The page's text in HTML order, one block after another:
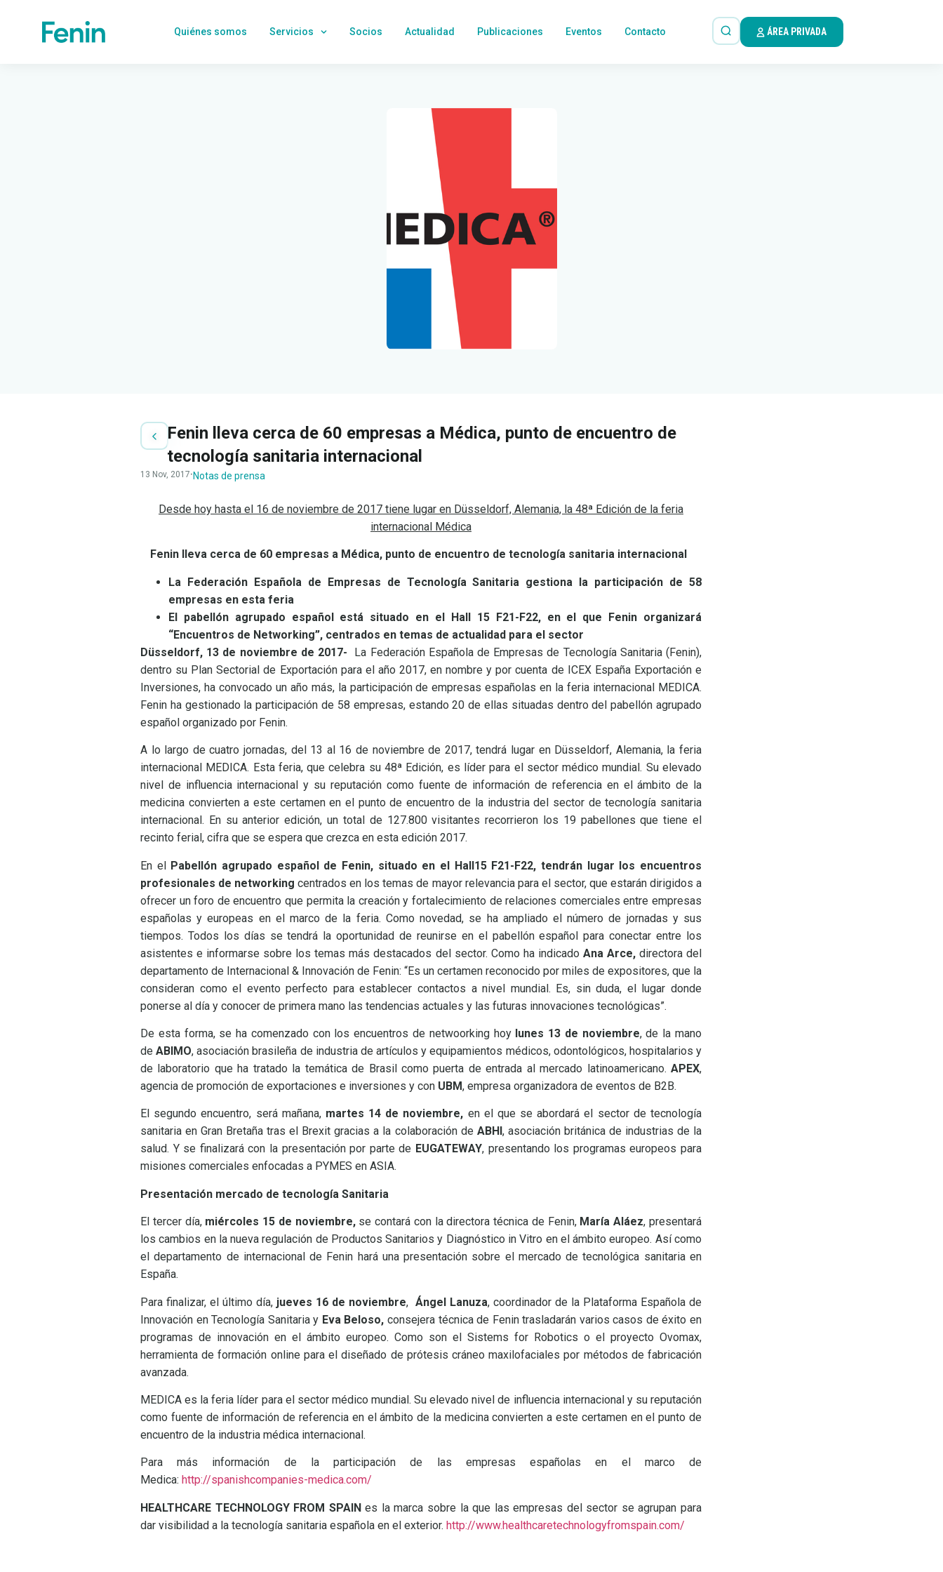
Quiénes somos Servicios Socios Actualidad Publicaciones Eventos Contacto ÁREA PRIVADA
Fenin lleva cerca de 60 empresas a Médica, punto de encuentro de
tecnología sanitaria internacional
13 Nov, 2017· Notas de prensa
Desde hoy hasta el 16 de noviembre de 2017 tiene lugar en Düsseldorf, Alemania, la 48ª Edición de la feria
internacional Médica
Fenin lleva cerca de 60 empresas a Médica, punto de encuentro de tecnología sanitaria internacional
La Federación Española de Empresas de Tecnología Sanitaria gestiona la participación de 58
empresas en esta feria
El pabellón agrupado español está situado en el Hall 15 F21-F22, en el que Fenin organizará
“Encuentros de Networking”, centrados en temas de actualidad para el sector
Düsseldorf, 13 de noviembre de 2017- La Federación Española de Empresas de Tecnología Sanitaria (Fenin),
dentro su Plan Sectorial de Exportación para el año 2017, en nombre y por cuenta de ICEX España Exportación e
Inversiones, ha convocado un año más, la participación de empresas españolas en la feria internacional MEDICA.
Fenin ha gestionado la participación de 58 empresas, estando 20 de ellas situadas dentro del pabellón agrupado
español organizado por Fenin.
A lo largo de cuatro jornadas, del 13 al 16 de noviembre de 2017, tendrá lugar en Düsseldorf, Alemania, la feria
internacional MEDICA. Esta feria, que celebra su 48ª Edición, es líder para el sector médico mundial. Su elevado
nivel de influencia internacional y su reputación como fuente de información de referencia en el ámbito de la
medicina convierten a este certamen en el punto de encuentro de la industria del sector de tecnología sanitaria
internacional. En su anterior edición, un total de 127.800 visitantes recorrieron los 19 pabellones que tiene el
recinto ferial, cifra que se espera que crezca en esta edición 2017.
En elPabellón agrupado español de Fenin, situado en el Hall15 F21-F22, tendrán lugar los encuentros
profesionales de networking centrados en los temas de mayor relevancia para el sector, que estarán dirigidos a
ofrecer un foro de encuentro que permita la creación y fortalecimiento de relaciones comerciales entre empresas
españolas y europeas en el marco de la feria. Como novedad, se ha ampliado el número de jornadas y sus
tiempos. Todos los días se tendrá la oportunidad de reunirse en el pabellón español para conectar entre los
asistentes e informarse sobre los temas más destacados del sector. Como ha indicado Ana Arce,directora del
departamento de Internacional & Innovación de Fenin: “Es un certamen reconocido por miles de expositores, que la
consideran como el evento perfecto para establecer contactos a nivel mundial. Es, sin duda, el lugar donde
ponerse al día y conocer de primera mano las tendencias actuales y las futuras innovaciones tecnológicas”.
De esta forma, se ha comenzado con los encuentros de netwoorking hoy lunes 13 de noviembre, de la mano
deABIMO, asociación brasileña de industria de artículos y equipamientos médicos, odontológicos, hospitalarios y
de laboratorio que ha tratado la temática de Brasil como puerta de entrada al mercado latinoamericano. APEX,
agencia de promoción de exportaciones e inversiones y con UBM, empresa organizadora de eventos de B2B.
El segundo encuentro, será mañana, martes 14 de noviembre, en el que se abordará el sector de tecnología
sanitaria en Gran Bretaña tras el Brexit gracias a la colaboración de ABHI , asociación británica de industrias de la
salud. Y se finalizará con la presentación por parte de EUGATEWAY, presentando los programas europeos para
misiones comerciales enfocadas a PYMES en ASIA.
Presentación mercado de tecnología Sanitaria
El tercer día, miércoles 15 de noviembre, se contará con la directora técnica de Fenin, María Aláez, presentará
los cambios en la nueva regulación de Productos Sanitarios y Diagnóstico in Vitro en el ámbito europeo. Así como
el departamento de internacional de Fenin hará una presentación sobre el mercado de tecnológica sanitaria en
España.
Para finalizar, el último día, jueves 16 de noviembre, Ángel Lanuza, coordinador de la Plataforma Española de
Innovación en Tecnología Sanitaria y Eva Beloso, consejera técnica de Fenin trasladarán varios casos de éxito en
programas de innovación en el ámbito europeo. Como son el Sistems for Robotics o el proyecto Ovomax,
herramienta de formación online para el diseñado de prótesis cráneo maxilofaciales por métodos de fabricación
avanzada.
MEDICA es la feria líder para el sector médico mundial. Su elevado nivel de influencia internacional y su reputación
como fuente de información de referencia en el ámbito de la medicina convierten a este certamen en el punto de
encuentro de la industria médica internacional.
Para más información de la participación de las empresas españolas en el marco de
Medica: http://spanishcompanies-medica.com/
HEALTHCARE TECHNOLOGY FROM SPAINes la marca sobre la que las empresas del sector se agrupan para
dar visibilidad a la tecnología sanitaria española en el exterior. http://www.healthcaretechnologyfromspain.com/